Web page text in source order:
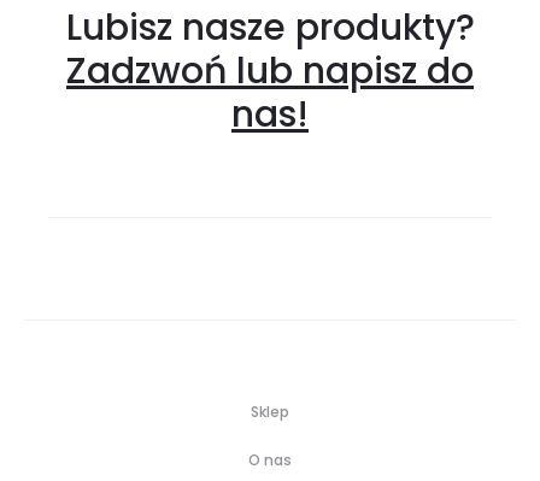
Lubisz nasze produkty?
Zadzwoń lub napisz do
nas!
Sklep
O nas